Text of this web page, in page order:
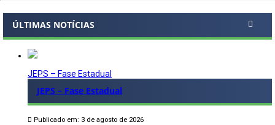
ÚLTIMAS NOTÍCIAS
JEPS – Fase Estadual
JEPS – Fase Estadual
Publicado em: 3 de agosto de 2026